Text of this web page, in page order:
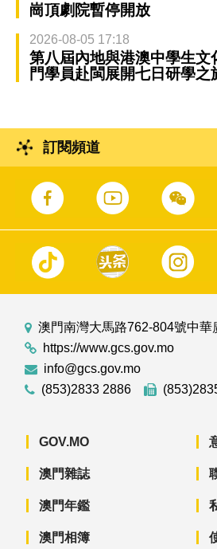
崗頂劇院暫停開放
2026-08-05 17:18
第八屆內地與港澳中學生文
門學員赴閩展開七日研學之
訂閱頻道
澳門南灣大馬路762-804號中華
https://www.gcs.gov.mo
info@gcs.gov.mo
(853)2833 2886
GOV.MO
澳門雜誌
澳門年鑑
澳門相簿